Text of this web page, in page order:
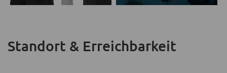
Standort & Erreichbarkeit